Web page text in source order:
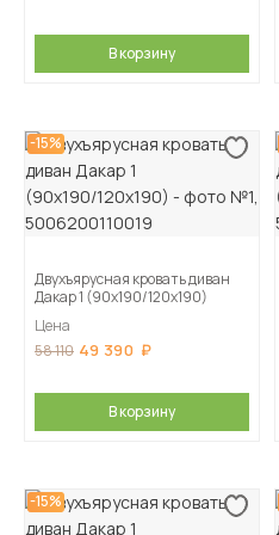
В корзину
-15%
Двухъярусная кровать диван
Дакар 1 (90х190/120х190)
Цена
58 110 49 390
В корзину
-15%